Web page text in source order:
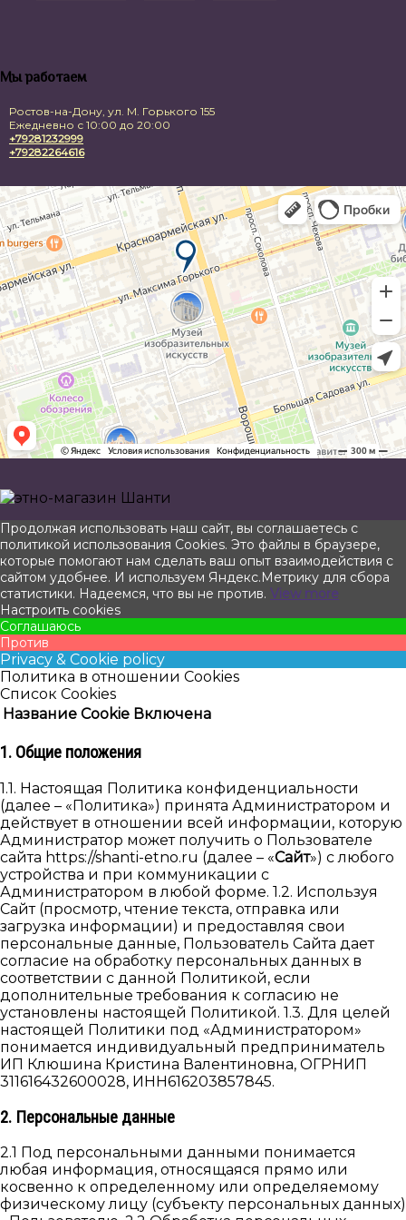
Мы работаем
Ростов-на-Дону, ул. М. Горького 155
Ежедневно с 10:00 до 20:00
+79281232999
+79282264616
Прокрутить
вверх
Продолжая использовать наш сайт, вы соглашаетесь с
политикой использования Cookies. Это файлы в браузере,
которые помогают нам сделать ваш опыт взаимодействия с
сайтом удобнее. И используем Яндекс.Метрику для сбора
статистики. Надеемся, что вы не против. View more
Настроить cookies
Соглашаюсь
Против
Privacy & Cookie policy
Политика в отношении Cookies
Список Cookies
Название Cookie Включена
1. Общие положения
1.1. Настоящая Политика конфиденциальности
(далее – «Политика») принята Администратором и
действует в отношении всей информации, которую
Администратор может получить о Пользователе
сайта https://shanti-etno.ru (далее – «Сайт») с любого
устройства и при коммуникации с
Администратором в любой форме. 1.2. Используя
Cайт (просмотр, чтение текста, отправка или
загрузка информации) и предоставляя свои
персональные данные, Пользователь Сайта дает
согласие на обработку персональных данных в
соответствии с данной Политикой, если
дополнительные требования к согласию не
установлены настоящей Политикой. 1.3. Для целей
настоящей Политики под «Администратором»
понимается индивидуальный предприниматель
ИП Клюшина Кристина Валентиновна, ОГРНИП
311616432600028, ИНН616203857845.
2. Персональные данные
2.1 Под персональными данными понимается
любая информация, относящаяся прямо или
косвенно к определенному или определяемому
физическому лицу (субъекту персональных данных)